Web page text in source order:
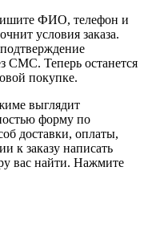
ФИО, телефон и
условия заказа.
СМС. Теперь останется
покупке.
выглядит
форму по
доставки, оплаты,
к заказу написать
вас найти. Нажмите